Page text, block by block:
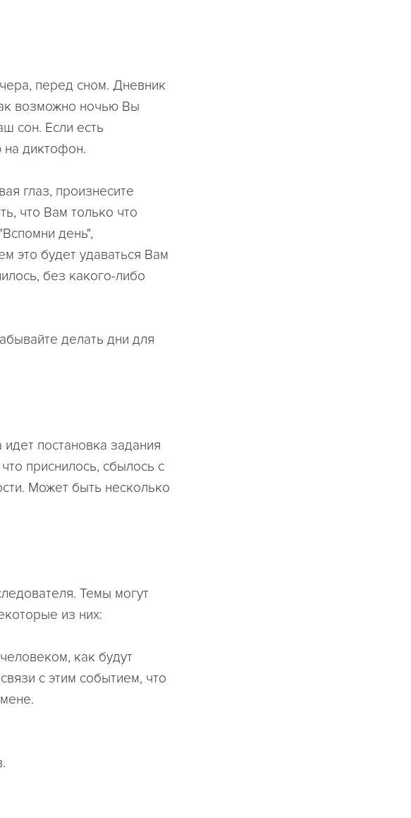
перед сном. Дневник
возможно ночью Вы
сон. Если есть
диктофон.
глаз, произнесите
что Вам только что
день",
это будет удаваться Вам
без какого-либо
делать дни для
постановка задания
приснилось, сбылось с
Может быть несколько
Темы могут
из них:
как будут
с этим событием, что